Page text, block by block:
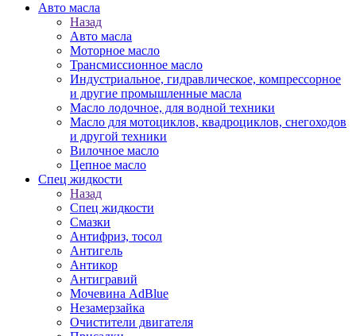
Авто масла
Назад
Авто масла
Моторное масло
Трансмиссионное масло
Индустриальное, гидравлическое, компрессорное
и другие промышленные масла
Масло лодочное, для водной техники
Масло для мотоциклов, квадроциклов, снегоходов
и другой техники
Вилочное масло
Цепное масло
Спец жидкости
Назад
Спец жидкости
Смазки
Антифриз, тосол
Антигель
Антикор
Антигравий
Мочевина AdBlue
Незамерзайка
Очистители двигателя